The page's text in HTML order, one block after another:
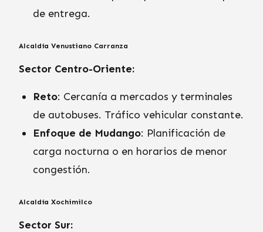
de entrega.
Alcaldía Venustiano Carranza
Sector Centro-Oriente:
Reto: Cercanía a mercados y terminales
de autobuses. Tráfico vehicular constante.
Enfoque de Mudango: Planificación de
carga nocturna o en horarios de menor
congestión.
Alcaldía Xochimilco
Sector Sur: